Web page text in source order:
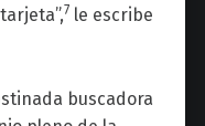
7 le escribe
buscadora